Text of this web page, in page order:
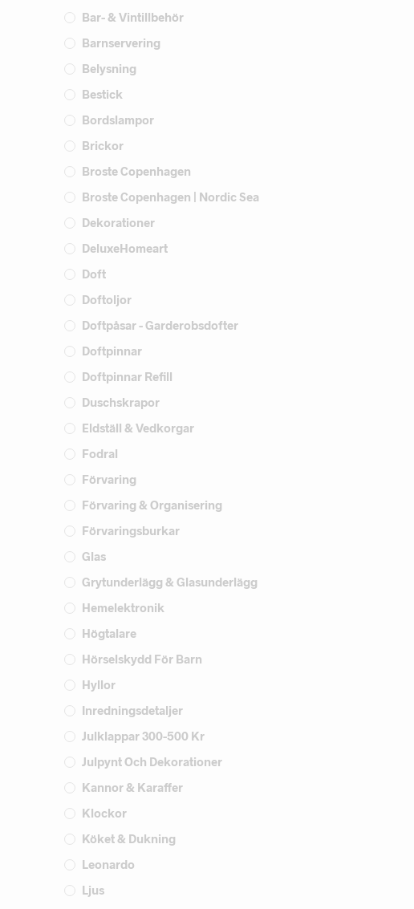
Bar- & Vintillbehör
Barnservering
Belysning
Bestick
Bordslampor
Brickor
Broste Copenhagen
Broste Copenhagen | Nordic Sea
Dekorationer
DeluxeHomeart
Doft
Doftoljor
Doftpåsar - Garderobsdofter
Doftpinnar
Doftpinnar Refill
Duschskrapor
Eldställ & Vedkorgar
Fodral
Förvaring
Förvaring & Organisering
Förvaringsburkar
Glas
Grytunderlägg & Glasunderlägg
Hemelektronik
Högtalare
Hörselskydd För Barn
Hyllor
Inredningsdetaljer
Julklappar 300-500 Kr
Julpynt Och Dekorationer
Kannor & Karaffer
Klockor
Köket & Dukning
Leonardo
Ljus